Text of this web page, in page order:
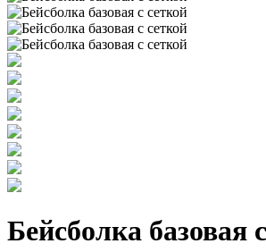
Бейсболка базовая